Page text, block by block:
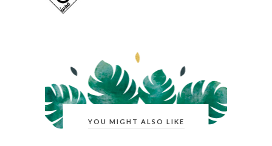
YOU MIGHT ALSO LIKE